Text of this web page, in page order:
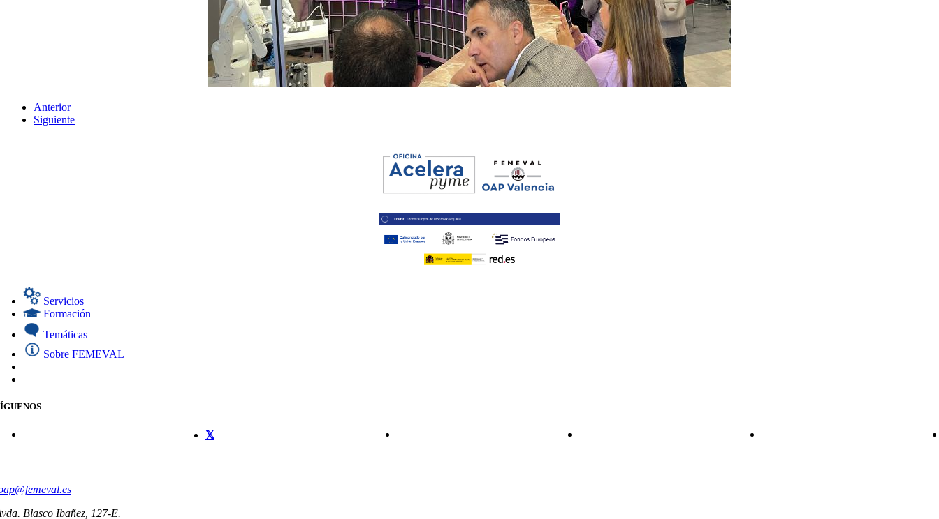
Anterior
Siguiente
Servicios
Formación
Temáticas
Sobre FEMEVAL
Blasco Ibañez, 127-E.